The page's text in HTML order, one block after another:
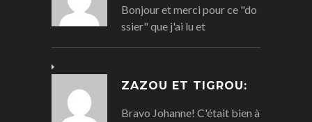
Bonjour et merci pour ce "do
ssier" que j'ai lu et
ZAZOU ET TIGROU:
Bravo Johanne! C'était bien à